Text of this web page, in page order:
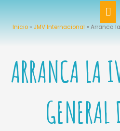
Inicio JMV Internacional Arranca
ARRANCA LA